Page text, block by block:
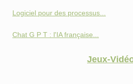
Logiciel pour des processus...
Chat G P T : l'IA française...
Jeux-